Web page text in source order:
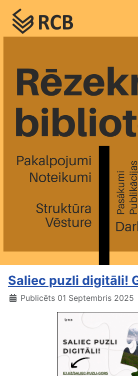
Saliec puzli digitāli!
Publicēts 01 Septembris 2025